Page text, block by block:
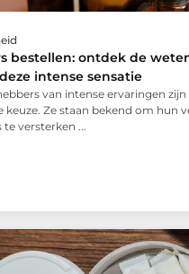
bestellen: ontdek de
intense sensatie
van intense ervaringen
keuze. Ze staan bekend om hun
versterken ...